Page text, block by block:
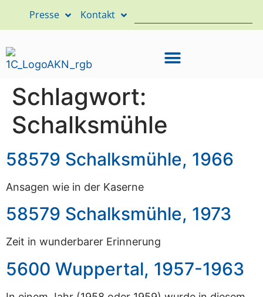
Presse Kontakt
Schlagwort:
Schalksmühle
58579 Schalksmühle, 1966
Ansagen wie in der Kaserne
58579 Schalksmühle, 1973
Zeit in wunderbarer Erinnerung
5600 Wuppertal, 1957-1963